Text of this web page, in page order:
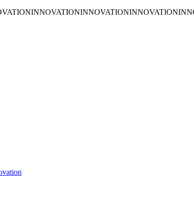
INNOVATIONINNOVATIONINNOVATION